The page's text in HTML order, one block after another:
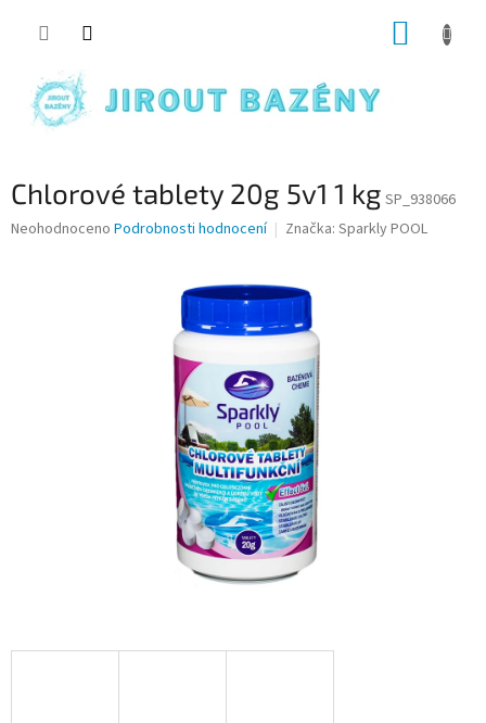
Chlorové tablety 20g 5v1 1 kg SP_938066
Průměrné hodnocení produktu je 0,0 z 5 hvězdiček.
Neohodnoceno Podrobnosti hodnocení Značka: Sparkly POOL